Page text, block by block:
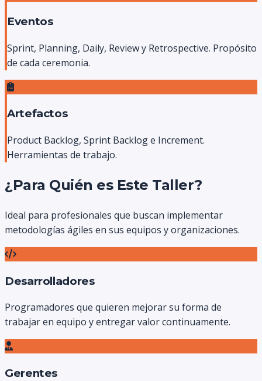
Eventos
Sprint, Planning, Daily, Review y Retrospective. Propósito
de cada ceremonia.
Artefactos
Product Backlog, Sprint Backlog e Increment.
Herramientas de trabajo.
¿Para Quién es Este Taller?
Ideal para profesionales que buscan implementar
metodologías ágiles en sus equipos y organizaciones.
Desarrolladores
Programadores que quieren mejorar su forma de
trabajar en equipo y entregar valor continuamente.
Gerentes